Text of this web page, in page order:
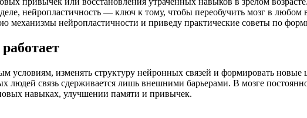
нейропластичность — ключ к тому, чтобы переобучить мозг в любом
механизмы нейропластичности и приведу практические советы по
условиям, изменять структуру нейронных связей и формировать
людей связь сдерживается лишь внешними барьерами. В мозге
навыках, улучшении памяти и привычек.